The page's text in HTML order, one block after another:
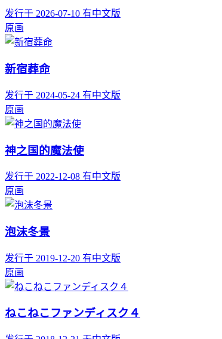
发行于 2026-07-10 有中文版
原画
新宿葬命
发行于 2024-05-24 有中文版
原画
神之国的魔法使
发行于 2022-12-08 有中文版
原画
泡沫冬景
发行于 2019-12-20 有中文版
原画
ねこねこファンディスク４